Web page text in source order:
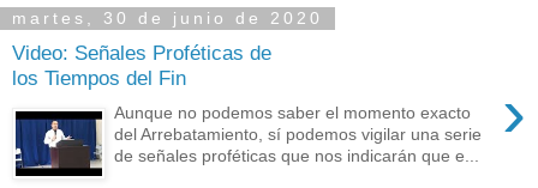
martes, 30 de junio de 2020
Video: Señales Proféticas de
los Tiempos del Fin
›
Aunque no podemos saber el momento exacto
del Arrebatamiento, sí podemos vigilar una serie
de señales proféticas que nos indicarán que e...